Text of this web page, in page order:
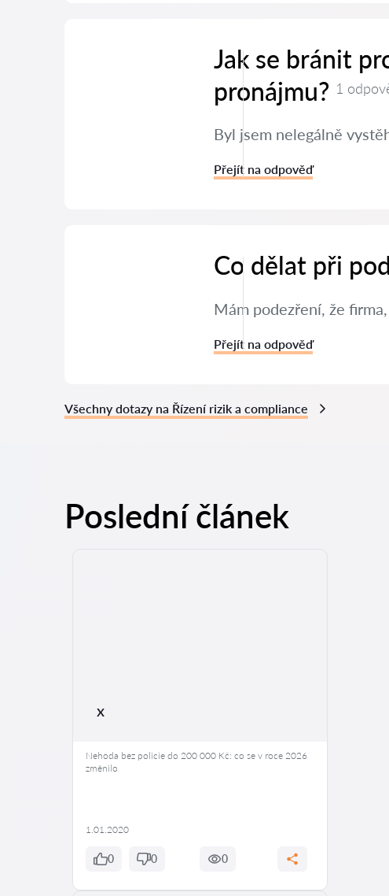
Jak se bránit
pronájmu? 1
Byl jsem nelegálně
Přejít na odpověď
Co dělat při
Mám podezření, že
Přejít na odpověď
Všechny dotazy na Řízení rizik a compliance
Poslední článek
x
Nehoda bez policie do 200 000 Kč: co se v roce 2026
změnilo
1.01.2020
0 0 0